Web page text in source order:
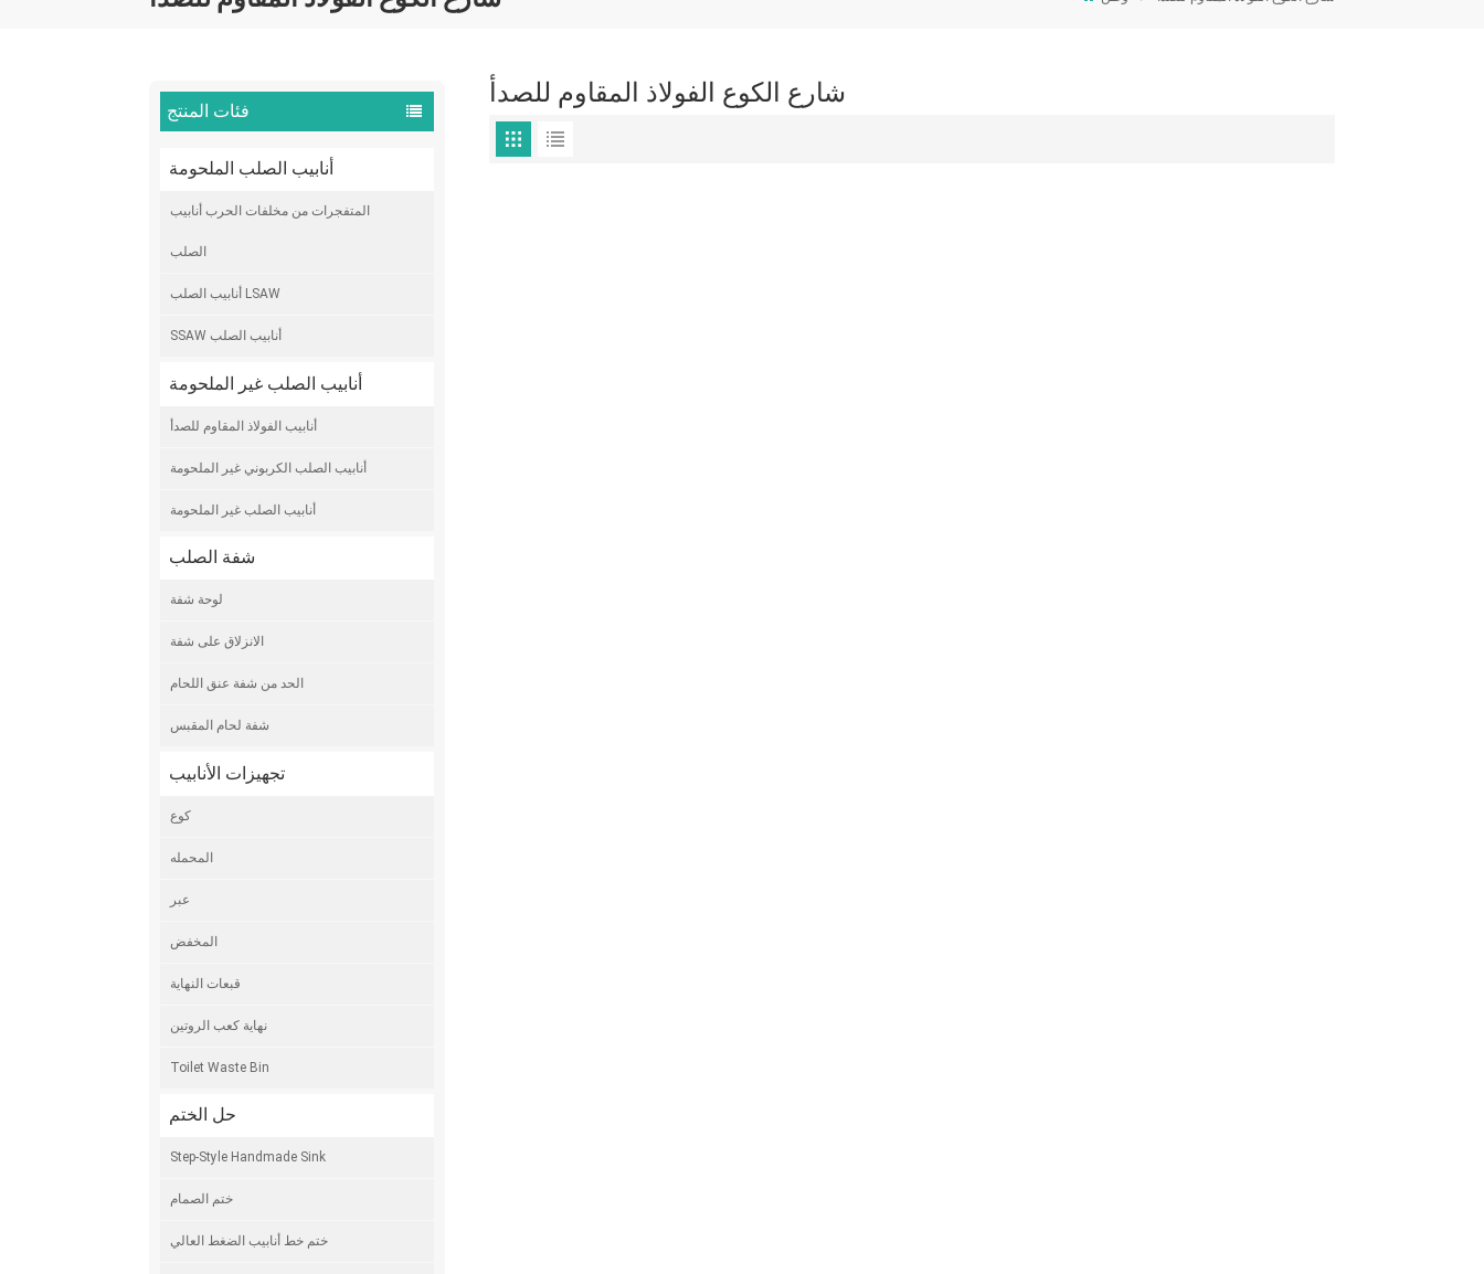
فئات المنتج
أنابيب الصلب الملحومة
المتفجرات من مخلفات الحرب أنابيب
الصلب
أنابيب الصلب LSAW
SSAW أنابيب الصلب
أنابيب الصلب غير الملحومة
أنابيب الفولاذ المقاوم للصدأ
أنابيب الصلب الكربوني غير الملحومة
أنابيب الصلب غير الملحومة
شفة الصلب
لوحة شفة
الانزلاق على شفة
الحد من شفة عنق اللحام
شفة لحام المقبس
تجهيزات الأنابيب
كوع
المحمله
عبر
المخفض
قبعات النهاية
نهاية كعب الروتين
Toilet Waste Bin
حل الختم
Step-Style Handmade Sink
ختم الصمام
ختم خط أنابيب الضغط العالي
شارع الكوع الفولاذ المقاوم للصدأ